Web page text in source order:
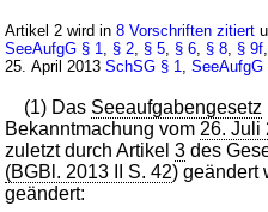
Artikel 2 wird in8 Vorschriften zitiert
SeeAufgG § 1 § 2 § 5 § 6 § 8 § 9f
25. April 2013SchSG § 1 ,SeeAufgG
(1) Das Seeaufgabengesetz
Bekanntmachung vom 26. Juli
zuletzt durch Artikel3 des
(BGBl. 2013 II S. 42) geändert
geändert: